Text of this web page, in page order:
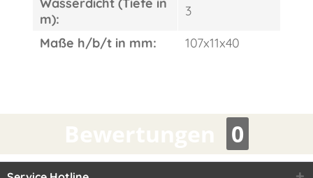
m):
3
Maße h/b/t in mm:
107x11x40
0